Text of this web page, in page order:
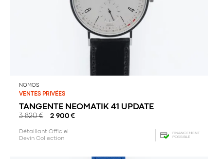
NOMOS
VENTES PRIVÉES
TANGENTE NEOMATIK 41 UPDATE
3 820€ 2 900 €
Détaillant Officiel
Devin Collection
FINANCEMENT
POSSIBLE